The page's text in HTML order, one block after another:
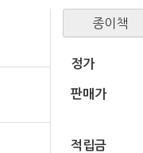
종이책
정가
판매가
적립금